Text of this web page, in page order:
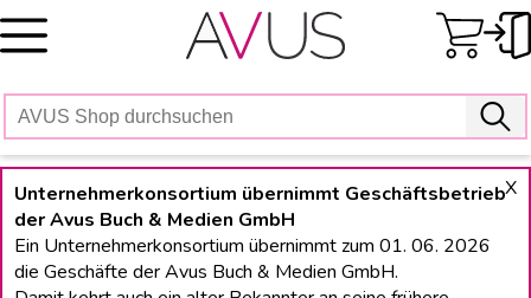
Skip
to
X
Unternehmerkonsortium übernimmt Geschäftsbetrieb
der Avus Buch & Medien GmbH
Ein Unternehmerkonsortium übernimmt zum 01. 06. 2026
die Geschäfte der Avus Buch & Medien GmbH.